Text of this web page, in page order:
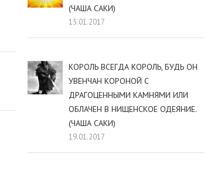
(ЧАША САКИ)
15.01.2017
КОРОЛЬ ВСЕГДА КОРОЛЬ, БУДЬ ОН
УВЕНЧАН КОРОНОЙ С
ДРАГОЦЕННЫМИ КАМНЯМИ ИЛИ
ОБЛАЧЕН В НИЩЕНСКОЕ ОДЕЯНИЕ.
(ЧАША САКИ)
19.01.2017